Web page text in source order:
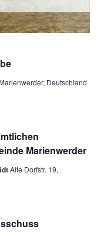
Deutschland
Marienwerder
Alte Dorfstr. 19,